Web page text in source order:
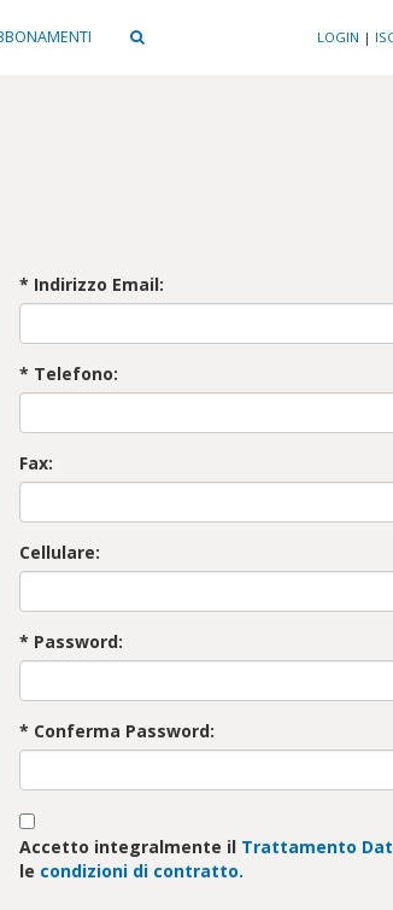
LOGIN |
* Indirizzo Email:
* Telefono:
Fax:
Cellulare:
* Password:
* Conferma Password:
Accetto integralmente il Trattamento
le condizioni di contratto.